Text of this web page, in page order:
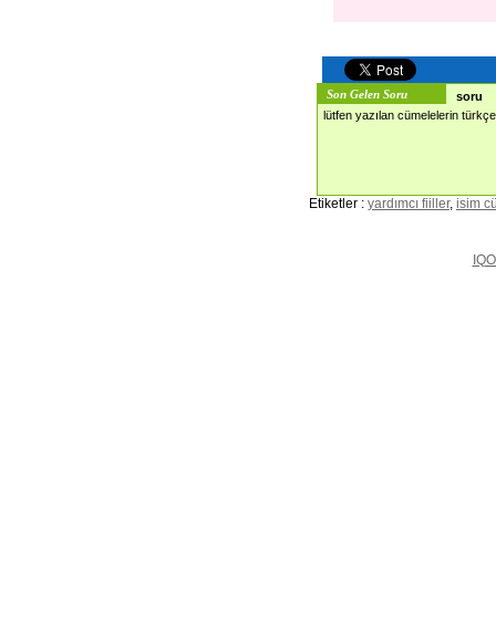
Son Gelen Soru
soru
lütfen yazılan cümelelerin
Etiketler : yardımcı fiiller, isim